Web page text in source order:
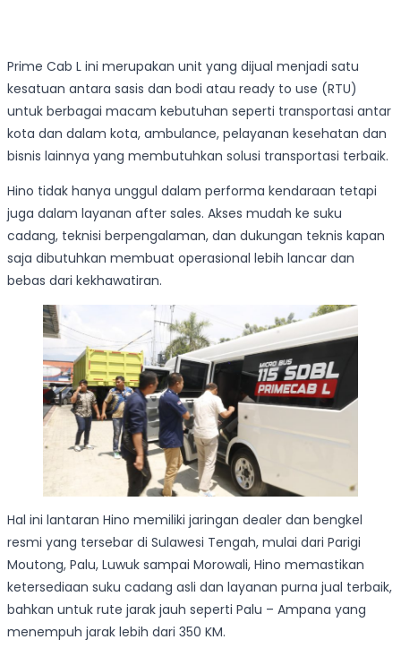
Prime Cab L ini merupakan unit yang dijual menjadi satu
kesatuan antara sasis dan bodi atau ready to use (RTU)
untuk berbagai macam kebutuhan seperti transportasi antar
kota dan dalam kota, ambulance, pelayanan kesehatan dan
bisnis lainnya yang membutuhkan solusi transportasi terbaik.
Hino tidak hanya unggul dalam performa kendaraan tetapi
juga dalam layanan after sales. Akses mudah ke suku
cadang, teknisi berpengalaman, dan dukungan teknis kapan
saja dibutuhkan membuat operasional lebih lancar dan
bebas dari kekhawatiran.
Hal ini lantaran Hino memiliki jaringan dealer dan bengkel
resmi yang tersebar di Sulawesi Tengah, mulai dari Parigi
Moutong, Palu, Luwuk sampai Morowali, Hino memastikan
ketersediaan suku cadang asli dan layanan purna jual terbaik,
bahkan untuk rute jarak jauh seperti Palu – Ampana yang
menempuh jarak lebih dari 350 KM.